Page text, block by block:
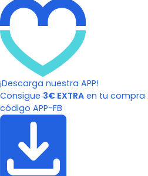
¡Descarga nuestra APP!
Consigue 3€ EXTRA en tu compra
código APP-FB